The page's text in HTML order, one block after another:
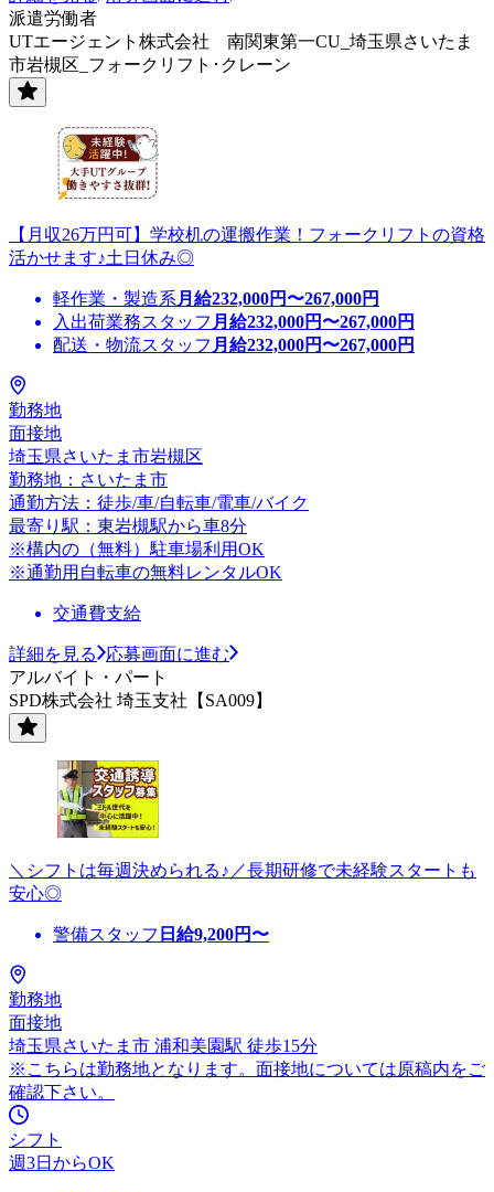
派遣労働者
UTエージェント株式会社 南関東第一CU_埼玉県さいたま
市岩槻区_フォークリフト･クレーン
【月収26万円可】学校机の運搬作業！フォークリフトの資格
活かせます♪土日休み◎
軽作業・製造系 月給232,000円〜267,000円
入出荷業務スタッフ 月給232,000円〜267,000円
配送・物流スタッフ 月給232,000円〜267,000円
勤務地
面接地
埼玉県さいたま市岩槻区
勤務地：さいたま市
通勤方法：徒歩/車/自転車/電車/バイク
最寄り駅：東岩槻駅から車8分
※構内の（無料）駐車場利用OK
※通勤用自転車の無料レンタルOK
交通費支給
詳細を見る
応募画面に進む
アルバイト・パート
SPD株式会社 埼玉支社【SA009】
＼シフトは毎週決められる♪／長期研修で未経験スタートも
安心◎
警備スタッフ 日給9,200円〜
勤務地
面接地
埼玉県さいたま市 浦和美園駅 徒歩15分
※こちらは勤務地となります。面接地については原稿内をご
確認下さい。
シフト
週3日からOK